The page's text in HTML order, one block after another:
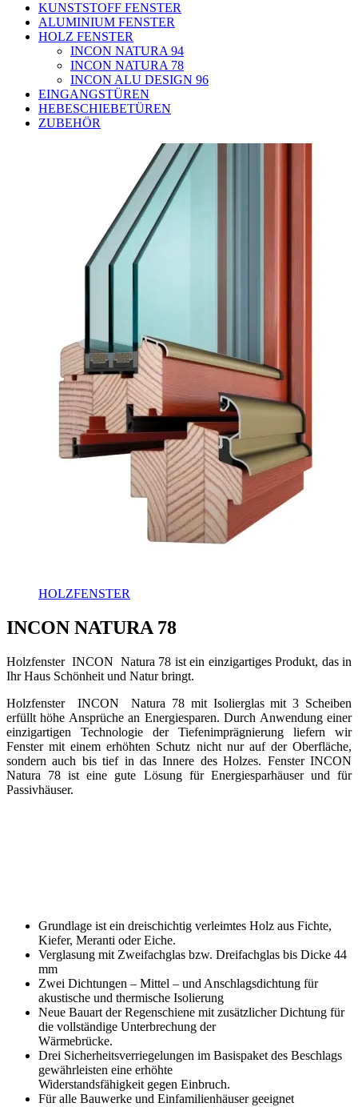
KUNSTSTOFF FENSTER
ALUMINIUM FENSTER
HOLZ FENSTER
INCON NATURA 94
INCON NATURA 78
INCON ALU DESIGN 96
EINGANGSTÜREN
HEBESCHIEBETÜREN
ZUBEHÖR
HOLZFENSTER
INCON NATURA 78
Holzfenster INCON Natura 78 ist ein einzigartiges Produkt, das in
Ihr Haus Schönheit und Natur bringt.
Holzfenster INCON Natura 78 mit Isolierglas mit 3 Scheiben
erfüllt höhe Ansprüche an Energiesparen. Durch Anwendung einer
einzigartigen Technologie der Tiefenimprägnierung liefern wir
Fenster mit einem erhöhten Schutz nicht nur auf der Oberfläche,
sondern auch bis tief in das Innere des Holzes. Fenster INCON
Natura 78 ist eine gute Lösung für Energiesparhäuser und für
Passivhäuser.
Grundlage ist ein dreischichtig verleimtes Holz aus Fichte,
Kiefer, Meranti oder Eiche.
Verglasung mit Zweifachglas bzw. Dreifachglas bis Dicke 44
mm
Zwei Dichtungen – Mittel – und Anschlagsdichtung für
akustische und thermische Isolierung
Neue Bauart der Regenschiene mit zusätzlicher Dichtung für
die vollständige Unterbrechung der
Wärmebrücke.
Drei Sicherheitsverriegelungen im Basispaket des Beschlags
gewährleisten eine erhöhte
Widerstandsfähigkeit gegen Einbruch.
Für alle Bauwerke und Einfamilienhäuser geeignet